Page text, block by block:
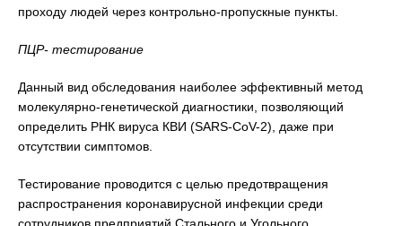
проходу людей через контрольно-пропускные пункты.
ПЦР- тестирование
Данный вид обследования наиболее эффективный метод
молекулярно-генетической диагностики, позволяющий
определить РНК вируса КВИ (SARS-CoV-2), даже при
отсутствии симптомов.
Тестирование проводится с целью предотвращения
распространения коронавирусной инфекции среди